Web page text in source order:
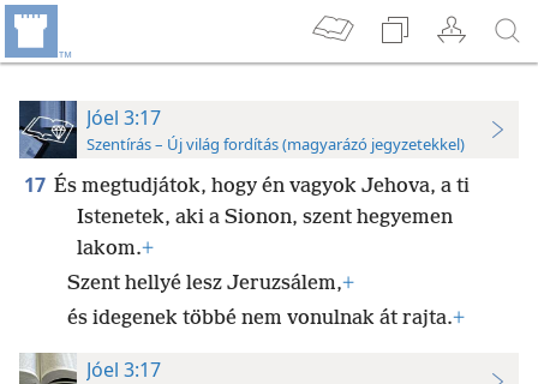
Jóel 3:17
Szentírás – Új világ fordítás (magyarázó jegyzetekkel)
17 És megtudjátok, hogy én vagyok Jehova, a ti
Istenetek, aki a Sionon, szent hegyemen
lakom.+
Szent hellyé lesz Jeruzsálem,+
és idegenek többé nem vonulnak át rajta.+
Jóel 3:17